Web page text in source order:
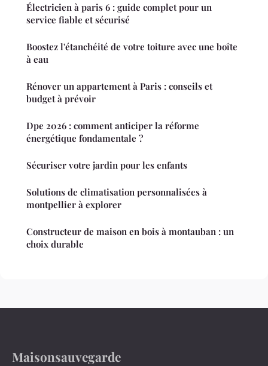
Électricien à paris 6 : guide complet pour un
service fiable et sécurisé
Boostez l'étanchéité de votre toiture avec une boîte
à eau
Rénover un appartement à Paris : conseils et
budget à prévoir
Dpe 2026 : comment anticiper la réforme
énergétique fondamentale ?
Sécuriser votre jardin pour les enfants
Solutions de climatisation personnalisées à
montpellier à explorer
Constructeur de maison en bois à montauban : un
choix durable
Maisonsauvegarde